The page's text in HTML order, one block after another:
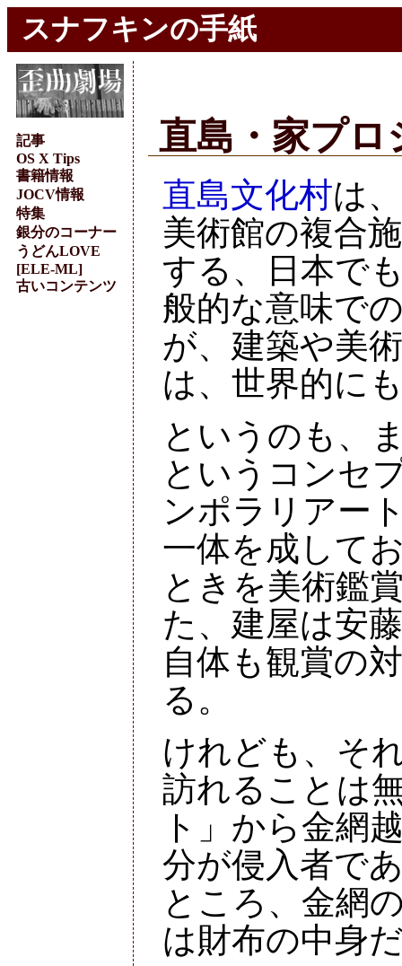
スナフキンの手紙
記事
OS X Tips
書籍情報
JOCV情報
特集
銀分のコーナー
うどんLOVE
[ELE-ML]
古いコンテンツ
直島・家プロ
直島文化村は
美術館の複合
する、日本で
般的な意味で
が、建築や美
は、世界的に
というのも、
というコンセ
ンポラリアー
一体を成して
ときを美術鑑
た、建屋は安
自体も観賞の
る。
けれども、そ
訪れることは
ト」から金網
分が侵入者で
ところ、金網
は財布の中身